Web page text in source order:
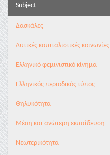
Subject
Δασκάλες
Δυτικές καπιταλιστικές κοινωνίες
Ελληνικό φεμινιστικό κίνημα
Ελληνικός περιοδικός τύπος
Θηλυκότητα
Μέση και ανώτερη εκπαίδευση
Νεωτερικότητα